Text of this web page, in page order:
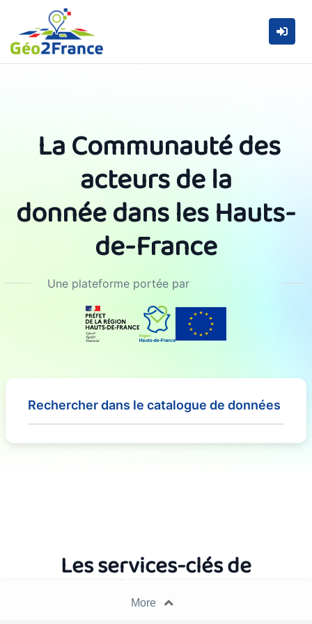
More
La Communauté des
acteurs de la
donnéedans les Hauts-
de-France
Une plateforme portée par
Rechercher dans le catalogue de données
Les services-clés de
Géo2France